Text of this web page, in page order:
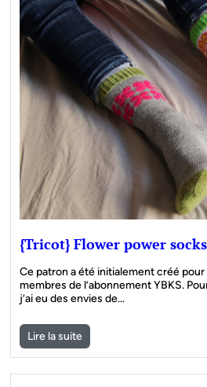
{Tricot} Flower power socks
Ce patron a été initialement créé pour
membres de l’abonnement YBKS.
j’ai eu des envies de…
Lire la suite